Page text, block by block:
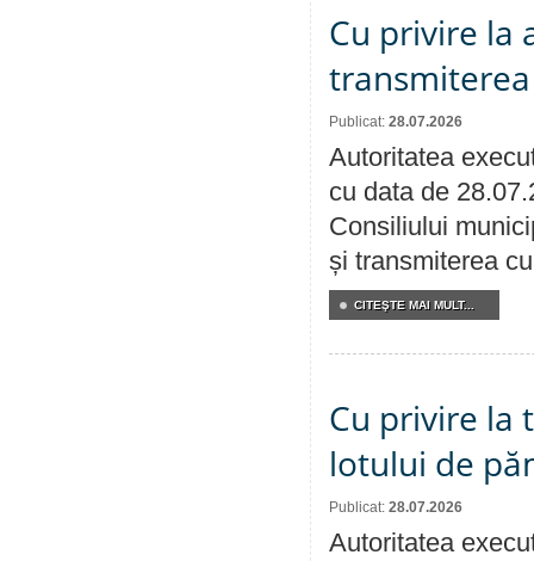
Cu privire la
Publicat: 28.07.2026
Autoritatea
cu data de
Consiliului
și transmiterea
CITEŞTE MAI MULT...
Cu privire la
lotului de
Publicat: 28.07.2026
Autoritatea